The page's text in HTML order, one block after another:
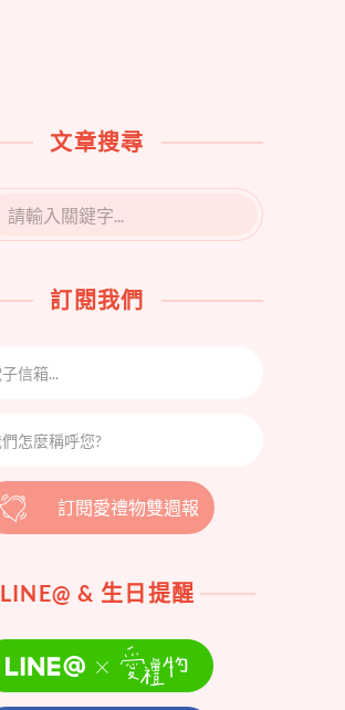
文章搜尋
訂閱我們
訂閱愛禮物雙週報
LINE@ & 生日提醒